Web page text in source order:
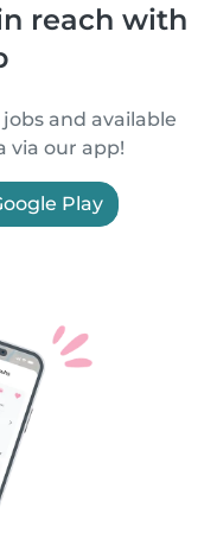
reach with
and available
via our app!
Play